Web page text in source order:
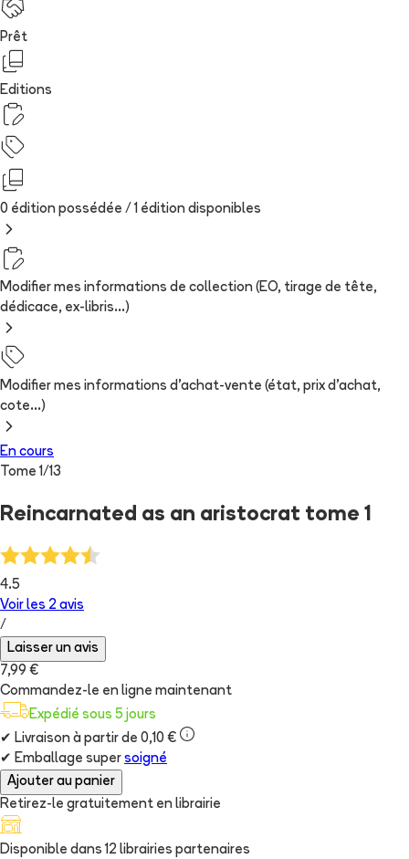
Prêt
Editions
0 édition possédée / 1 édition disponibles
Modifier mes informations de collection (EO, tirage de tête,
dédicace, ex-libris...)
Modifier mes informations d'achat-vente (état, prix d'achat,
cote...)
En cours
Tome 1/13
Reincarnated as an aristocrat tome 1
4.5
Voir les 2 avis
/
Laisser un avis
7,99 €
Commandez-le en ligne maintenant
Expédié sous 5 jours
✔ Livraison à partir de 0,10 €
✔ Emballage super soigné
Ajouter au panier
Retirez-le gratuitement en librairie
Disponible dans 12 librairies partenaires